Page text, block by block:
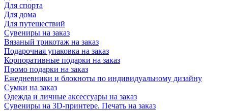
Для спорта
Для дома
Для путешествий
Сувениры на заказ
Вязаный трикотаж на заказ
Подарочная упаковка на заказ
Корпоративные подарки на заказ
Промо подарки на заказ
Ежедневники и блокноты по индивидуальному дизайну
Сумки на заказ
Одежда и личные аксессуары на заказ
Сувениры на 3D-принтере. Печать на заказ